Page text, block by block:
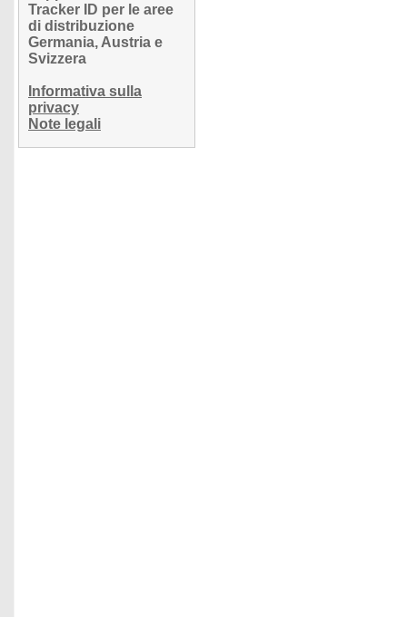
Tracker ID per le aree
di distribuzione
Germania, Austria e
Svizzera
Informativa sulla
privacy
Note legali